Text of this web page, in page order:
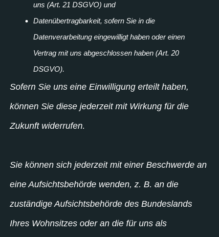
uns (Art. 21 DSGVO) und
Datenübertragbarkeit, sofern Sie in die
Datenverarbeitung eingewilligt haben oder einen
Vertrag mit uns abgeschlossen haben (Art. 20
DSGVO).
Sofern Sie uns eine Einwilligung erteilt haben,
können Sie diese jederzeit mit Wirkung für die
Zukunft widerrufen.
Sie können sich jederzeit mit einer Beschwerde an
eine Aufsichtsbehörde wenden, z. B. an die
zuständige Aufsichtsbehörde des Bundeslands
Ihres Wohnsitzes oder an die für uns als